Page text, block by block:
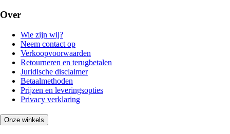
Over
Wie zijn wij?
Neem contact op
Verkoopvoorwaarden
Retourneren en terugbetalen
Juridische disclaimer
Betaalmethoden
Prijzen en leveringsopties
Privacy verklaring
Onze winkels